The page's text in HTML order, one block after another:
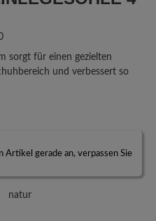
sorgt für einen gezielten
und verbessert so
Artikel gerade an, verpassen Sie
natur